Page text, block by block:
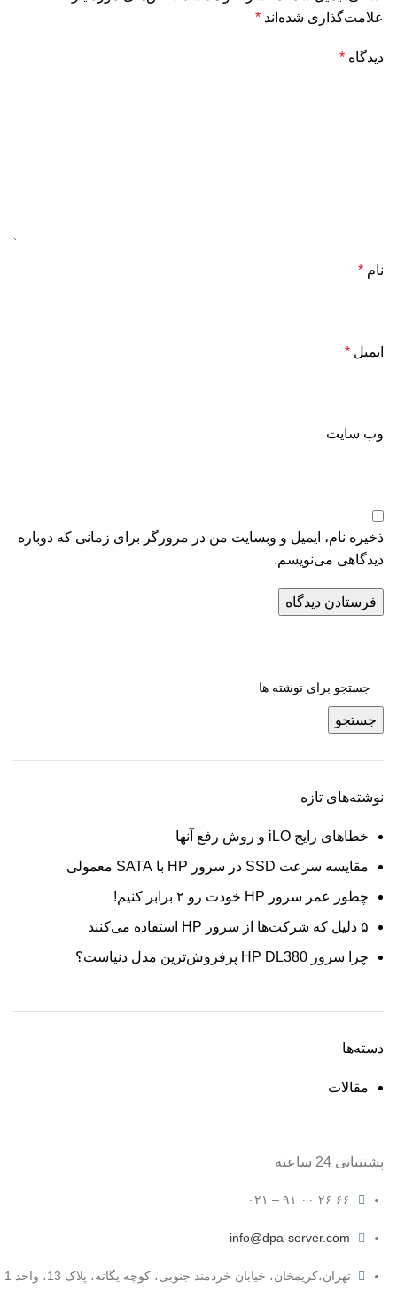
علامت‌گذاری شده‌اند *
دیدگاه *
نام *
ایمیل *
وب‌ سایت
ذخیره نام، ایمیل و وبسایت من در مرورگر برای زمانی که دوباره
دیدگاهی می‌نویسم.
جستجو
نوشته‌های تازه
خطاهای رایج iLO و روش رفع آنها
مقایسه سرعت SSD در سرور HP با SATA معمولی
چطور عمر سرور HP خودت رو ۲ برابر کنیم!
۵ دلیل که شرکت‌ها از سرور HP استفاده می‌کنند
چرا سرور HP DL380 پرفروش‌ترین مدل دنیاست؟
دسته‌ها
مقالات
پشتیبانی 24 ساعته
۶۶ ۲۶ ۰۰ ۹۱ – ۰۲۱
info@dpa-server.com
تهران،کریمخان، خیابان خردمند جنوبی، کوچه یگانه، پلاک 13، واحد 1